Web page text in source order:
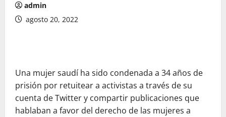
admin
agosto 20, 2022
Una mujer saudí ha sido condenada a 34 años de
prisión por retuitear a activistas a través de su
cuenta de Twitter y compartir publicaciones que
hablaban a favor del derecho de las mujeres a